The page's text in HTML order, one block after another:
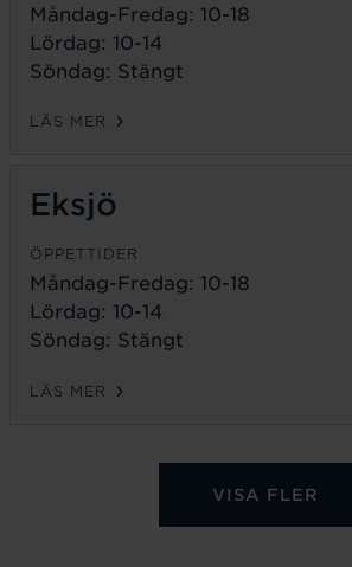
Måndag-Fredag: 10-18
Lördag: 10-14
Söndag: Stängt
LÄS MER
Eksjö
ÖPPETTIDER
Måndag-Fredag: 10-18
Lördag: 10-14
Söndag: Stängt
LÄS MER
VISA FLER